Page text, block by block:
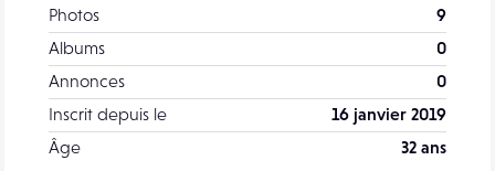
Photos
9
Albums
0
Annonces
0
Inscrit depuis le
16 janvier 2019
Âge
32 ans